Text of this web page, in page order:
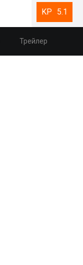
5.1
Трейлер